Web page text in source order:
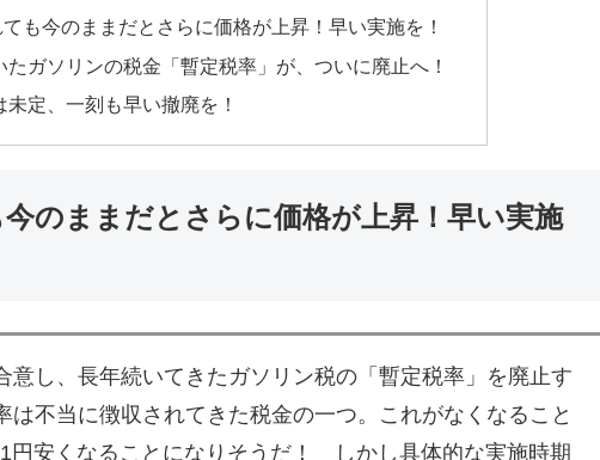
も今のままだとさらに価格が上昇！早い実施を！
ガソリンの税金「暫定税率」が、ついに廃止へ！
定、一刻も早い撤廃を！
のままだとさらに価格が上昇！早い実施
意し、長年続いてきたガソリン税の「暫定税率」を廃止す
は不当に徴収されてきた税金の一つ。これがなくなること
円安くなることになりそうだ！ しかし具体的な実施時期